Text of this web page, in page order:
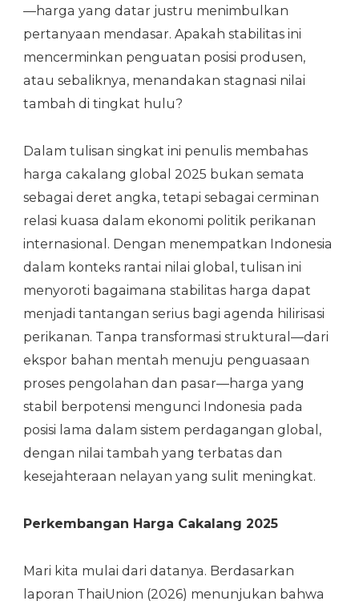
—harga yang datar justru menimbulkan
pertanyaan mendasar. Apakah stabilitas ini
mencerminkan penguatan posisi produsen,
atau sebaliknya, menandakan stagnasi nilai
tambah di tingkat hulu?
Dalam tulisan singkat ini penulis membahas
harga cakalang global 2025 bukan semata
sebagai deret angka, tetapi sebagai cerminan
relasi kuasa dalam ekonomi politik perikanan
internasional. Dengan menempatkan Indonesia
dalam konteks rantai nilai global, tulisan ini
menyoroti bagaimana stabilitas harga dapat
menjadi tantangan serius bagi agenda hilirisasi
perikanan. Tanpa transformasi struktural—dari
ekspor bahan mentah menuju penguasaan
proses pengolahan dan pasar—harga yang
stabil berpotensi mengunci Indonesia pada
posisi lama dalam sistem perdagangan global,
dengan nilai tambah yang terbatas dan
kesejahteraan nelayan yang sulit meningkat.
Perkembangan Harga Cakalang 2025
Mari kita mulai dari datanya. Berdasarkan
laporan ThaiUnion (2026) menunjukan bahwa